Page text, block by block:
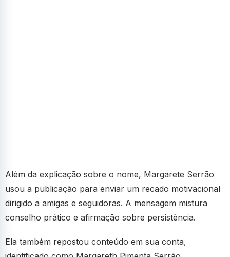
Além da explicação sobre o nome, Margarete Serrão
usou a publicação para enviar um recado motivacional
dirigido a amigas e seguidoras. A mensagem mistura
conselho prático e afirmação sobre persistência.
Ela também repostou conteúdo em sua conta,